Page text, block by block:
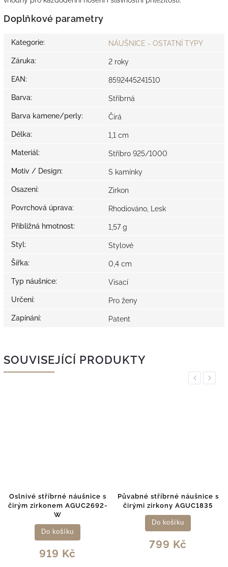
Doplňkové parametry
Kategorie: NÁUŠNICE - OSTATNÍ TYPY
Záruka: 2 roky
EAN: 8592445241510
Barva: Stříbrná
Barva kamene/perly: Čirá
Délka: 1,1 cm
Materiál: Stříbro 925/1000
Motiv / Design: S kamínky
Osazení: Zirkon
Povrchová úprava: Rhodiováno, Lesk
Přibližná hmotnost: 1,57 g
Styl: Stylové
Šířka: 0,4 cm
Typ náušnice: Visací
Určení: Pro ženy
Zapínání: Patent
SOUVISEJÍCÍ PRODUKTY
Previous
Oslnivé stříbrné náušnice s
čirým zirkonem AGUC2692-
W
919 Kč
Do košíku
Půvabné stříbrné náušnice s
čirými zirkony AGUC1835
799 Kč
Do košíku
Next